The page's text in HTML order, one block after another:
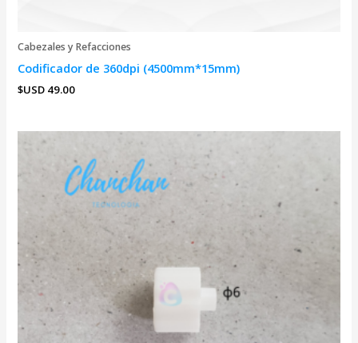
Cabezales y Refacciones
Codificador de 360dpi (4500mm*15mm)
$USD 49.00